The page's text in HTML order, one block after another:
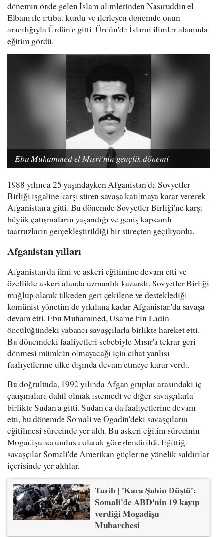
dönemin önde gelen İslam alimlerinden Nasıruddin el
Elbani ile irtibat kurdu ve ilerleyen dönemde onun
aracılığıyla Ürdün'e gitti. Ürdün'de İslami ilimler alanında
eğitim gördü.
Ebu Muhammed el Mısri'nin gençlik dönemi
1988 yılında 25 yaşındayken Afganistan'da Sovyetler
Birliği işgaline karşı süren savaşa katılmaya karar vererek
Afganistan'a gitti. Bu dönemde Sovyetler Birliği'ne karşı
büyük çatışmaların yaşandığı ve geniş kapsamlı
taarruzların gerçekleştirildiği bir süreçten geçiliyordu.
Afganistan yılları
Afganistan'da ilmi ve askeri eğitimine devam etti ve
özellikle askeri alanda uzmanlık kazandı. Sovyetler Birliği
mağlup olarak ülkeden geri çekilene ve desteklediği
komünist yönetim de yıkılana kadar Afganistan'da savaşa
devam etti. Ebu Muhammed, Usame bin Ladin
öncülüğündeki yabancı savaşçılarla birlikte hareket etti.
Bu dönemdeki faaliyetleri sebebiyle Mısır'a tekrar geri
dönmesi mümkün olmayacağı için cihat yanlısı
faaliyetlerine ülke dışında devam etmeye karar verdi.
Bu doğrultuda, 1992 yılında Afgan gruplar arasındaki iç
çatışmalara dahil olmak istemedi ve diğer savaşçılarla
birlikte Sudan'a gitti. Sudan'da da faaliyetlerine devam
etti, bu dönemde Somali ve Ogadin'deki savaşçıların
eğitilmesi sürecinde yer aldı. Bu askeri eğitim sürecinin
Mogadişu sorumlusu olarak görevlendirildi. Eğittiği
savaşçılar Somali'de Amerikan güçlerine yönelik saldırılar
içerisinde yer aldılar.
Tarih | 'Kara Şahin Düştü':
Somali'de ABD'nin 19 kayıp
verdiği Mogadişu
Muharebesi